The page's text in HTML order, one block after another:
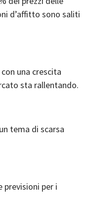
d’affitto sono saliti
una crescita
sta rallentando.
tema di scarsa
previsioni per i